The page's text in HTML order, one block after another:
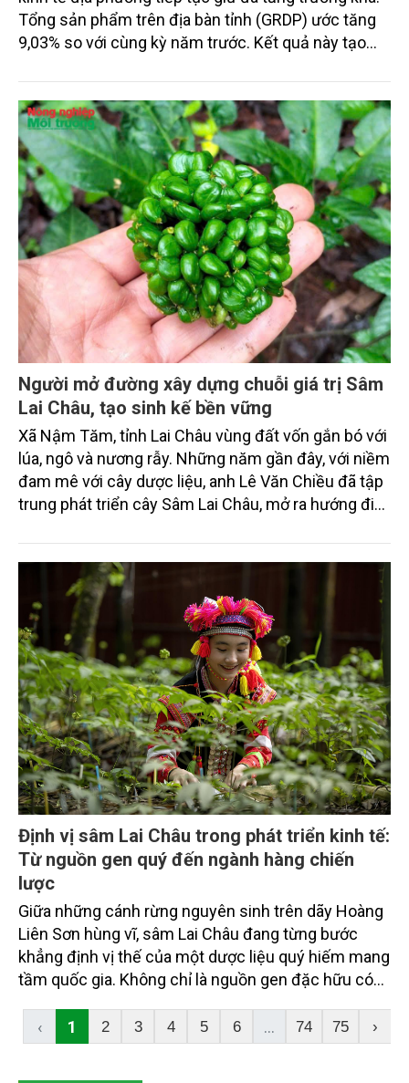
Tổng sản phẩm trên địa bàn tỉnh (GRDP) ước tăng
9,03% so với cùng kỳ năm trước. Kết quả này tạo
đặt ra yêu cầu cao hơn trong điều hành những
tháng còn lại.
Người mở đường xây dựng chuỗi giá trị Sâm
Lai Châu, tạo sinh kế bền vững
Xã Nậm Tăm, tỉnh Lai Châu vùng đất vốn gắn bó với
lúa, ngô và nương rẫy. Những năm gần đây, với niềm
đam mê với cây dược liệu, anh Lê Văn Chiều đã tập
trung phát triển cây Sâm Lai Châu, mở ra hướng đi
dân tộc vươn lên thoát nghèo, làm giàu ngay trên
chính mảnh đất quê hương.
Định vị sâm Lai Châu trong phát triển kinh tế:
Từ nguồn gen quý đến ngành hàng chiến
lược
Giữa những cánh rừng nguyên sinh trên dãy Hoàng
Liên Sơn hùng vĩ, sâm Lai Châu đang từng bước
khẳng định vị thế của một dược liệu quý hiếm mang
tầm quốc gia. Không chỉ là nguồn gen đặc hữu có
phát triển kinh tế mới dựa trên nền tảng bảo tồn tài
nguyên rừng, phát triển sản xuất hàng hóa và du
‹ 1 2 3 4 5 6 ... 74 75 ›